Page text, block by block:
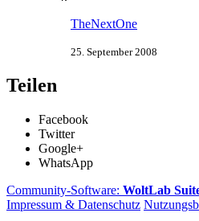
TheNextOne
25. September 2008
Teilen
Facebook
Twitter
Google+
WhatsApp
Community-Software: WoltLab
Impressum & Datenschutz